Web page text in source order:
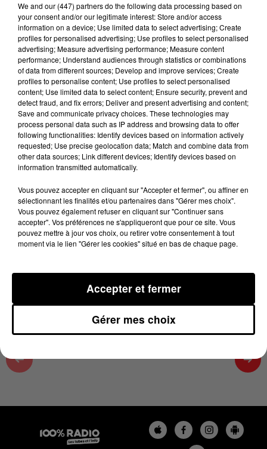
Lecture (1 min 43 sec)
100%
On se fait du bien SUR 100% radio avec Cécile
15 janvier 2025 - 1 min 43 sec
ON SE FAIT DU BIEN SUR 100%, ÉMISSION DU
15/01/2025
à 10h28
We and our (447) partnersdo the following data processing based on
your consent and/or our legitimate interest: Store and/or access
information on a device; Use limited data to select advertising; Create
profiles for personalised advertising; Use profiles to select personalised
advertising; Measure advertising performance; Measure content
performance; Understand audiences through statistics or combinations
of data from different sources; Develop and improve services; Create
profiles to personalise content; Use profiles to select personalised
content; Use limited data to select content; Ensure security, prevent and
detect fraud, and fix errors; Deliver and present advertising and content;
Save and communicate privacy choices. These technologies may
process personal data such as IP address and browsing data to offer
following functionalities: Identify devices based on information actively
requested; Use precise geolocation data; Match and combine data from
other data sources; Link different devices; Identify devices based on
information transmitted automatically.
Vous pouvez accepter en cliquant sur "Accepter et fermer", ou affiner en
sélectionnant les finalités et/ou partenaires dans "Gérer mes choix".
Vous pouvez également refuser en cliquant sur "Continuer sans
accepter". Vos préférences ne s'appliqueront que pour ce site. Vous
pouvez mettre à jour vos choix, ou retirer votre consentement à tout
moment via le lien "Gérer les cookies" situé en bas de chaque page.
Gérer mes choix
Accepter et fermer